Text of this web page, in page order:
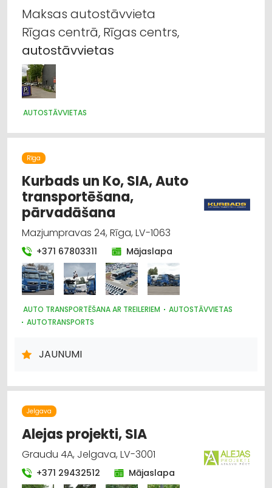
Auto riepu serviss
Kravas auto, apkope un rezerves daļas
Kravu pārvadājumi: auto
Labiekārtošana, apzaļumošana
Maksas autostāvvieta
Rīgas centrā, Rīgas centrs,
autostāvvietas
AUTOSTĀVVIETAS
Rīga
Kurbads un Ko, SIA, Auto
transportēšana,
pārvadāšana
Mazjumpravas 24, Rīga, LV-1063
+371 67803311 Mājaslapa
AUTO TRANSPORTĒŠANA AR TREILERIEM
AUTOSTĀVVIETAS
AUTOTRANSPORTS
AUTO PIEKABES UN TREILERI, KEMPERI
KRAVU PĀRVADĀJUMI: AUTO
JAUNUMI
Jelgava
Alejas projekti, SIA
Graudu 4A, Jelgava, LV-3001
+371 29432512 Mājaslapa